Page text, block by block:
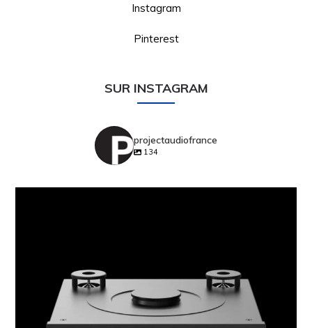
SUR INSTAGRAM
positivehouse.music